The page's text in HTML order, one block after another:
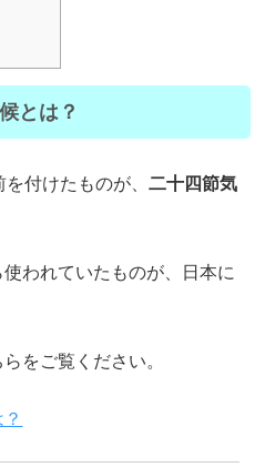
とは？
を付けたものが、二十四節気
われていたものが、日本に
をご覧ください。